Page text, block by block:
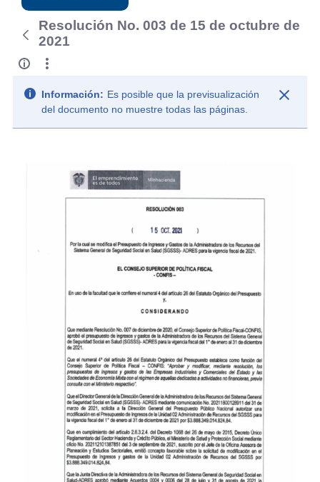
Resolución No. 003 de 15 de octubre de
2021
Información: Es posible que la previsualización
del documento no muestre todas las páginas.